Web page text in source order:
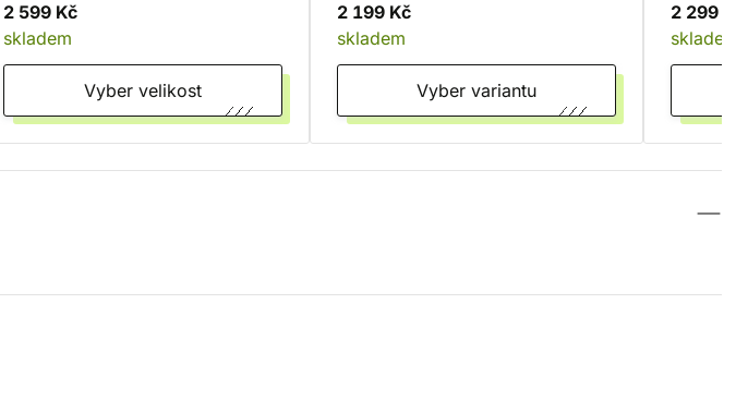
2 599 Kč
skladem
Vyber velikost
2 199 Kč
skladem
Vyber variantu
2 299 Kč
skladem